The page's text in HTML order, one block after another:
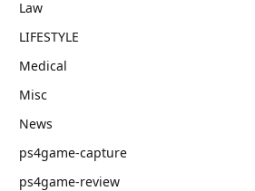
Law
LIFESTYLE
Medical
Misc
News
ps4game-capture
ps4game-review